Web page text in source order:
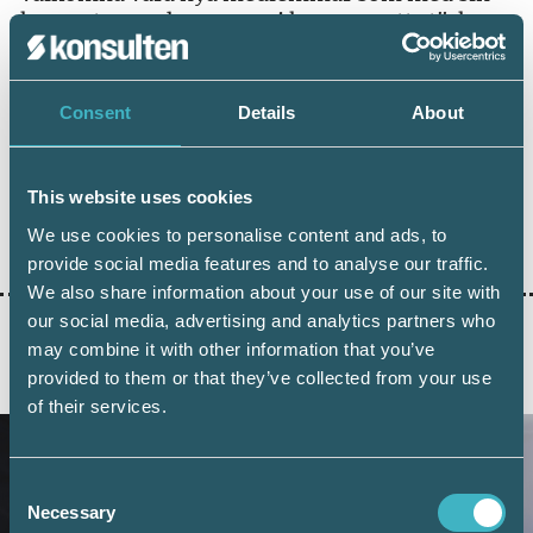
Consent Details About
This website uses cookies
We use cookies to personalise content and ads, to
provide social media features and to analyse our traffic.
We also share information about your use of our site with
our social media, advertising and analytics partners who
may combine it with other information that you’ve
provided to them or that they’ve collected from your use
of their services.
Selection
Necessary
kompetens och ny energi kommer att stärka
vår organisation. Grattis!
Dela:
AKTUELLA ARTIKLAR